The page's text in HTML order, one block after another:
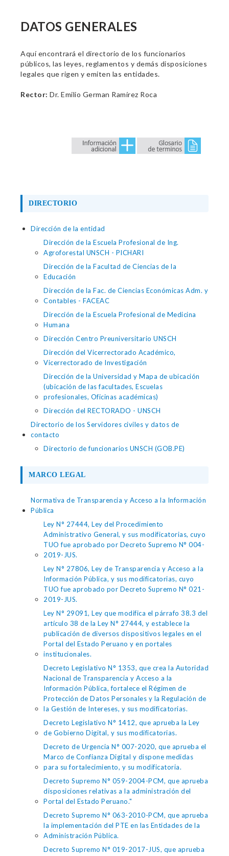
DATOS GENERALES
Aquí encontrará el directorio de los funcionarios
públicos, las leyes, reglamentos y demás disposiciones
legales que rigen y emiten las entidades.
Rector: Dr. Emilio German Ramírez Roca
DIRECTORIO
Dirección de la entidad
Dirección de la Escuela Profesional de Ing.
Agroforestal UNSCH - PICHARI
Dirección de la Facultad de Ciencias de la
Educación
Dirección de la Fac. de Ciencias Económicas Adm. y
Contables - FACEAC
Dirección de la Escuela Profesional de Medicina
Humana
Dirección Centro Preuniversitario UNSCH
Dirección del Vicerrectorado Académico,
Vicerrectorado de Investigación
Dirección de la Universidad y Mapa de ubicación
(ubicación de las facultades, Escuelas
profesionales, Oficinas académicas)
Dirección del RECTORADO - UNSCH
Directorio de los Servidores civiles y datos de
contacto
Directorio de funcionarios UNSCH (GOB.PE)
MARCO LEGAL
Normativa de Transparencia y Acceso a la Información
Pública
Ley N° 27444, Ley del Procedimiento
Administrativo General, y sus modificatorias, cuyo
TUO fue aprobado por Decreto Supremo N° 004-
2019-JUS.
Ley N° 27806, Ley de Transparencia y Acceso a la
Información Pública, y sus modificatorias, cuyo
TUO fue aprobado por Decreto Supremo N° 021-
2019-JUS.
Ley N° 29091, Ley que modifica el párrafo 38.3 del
artículo 38 de la Ley N° 27444, y establece la
publicación de diversos dispositivos legales en el
Portal del Estado Peruano y en portales
institucionales.
Decreto Legislativo N° 1353, que crea la Autoridad
Nacional de Transparencia y Acceso a la
Información Pública, fortalece el Régimen de
Protección de Datos Personales y la Regulación de
la Gestión de Intereses, y sus modificatorias.
Decreto Legislativo N° 1412, que aprueba la Ley
de Gobierno Digital, y sus modificatorias.
Decreto de Urgencia N° 007-2020, que aprueba el
Marco de Confianza Digital y dispone medidas
para su fortalecimiento, y su modificatoria.
Decreto Supremo N° 059-2004-PCM, que aprueba
disposiciones relativas a la administración del
Portal del Estado Peruano."
Decreto Supremo N° 063-2010-PCM, que aprueba
la implementación del PTE en las Entidades de la
Administración Pública.
Decreto Supremo N° 019-2017-JUS, que aprueba